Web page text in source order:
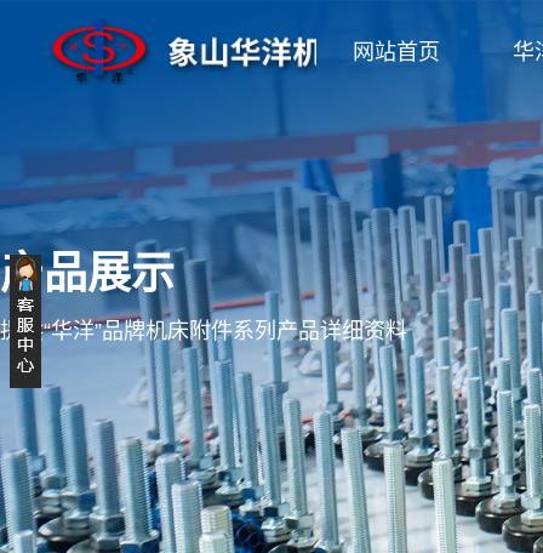
网站首页 华
产品展示
提供“华洋”品牌机床附件系列产品详细资料